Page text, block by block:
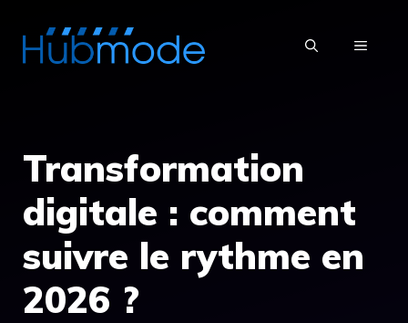
MENU
Transformation
digitale : comment
suivre le rythme en
2026 ?